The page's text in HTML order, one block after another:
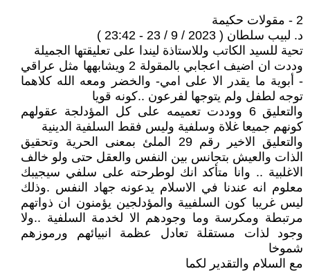
2 - مقولات حكيمة
د. لبيب سلطان ( 2023 / 9 / 23 - 23:42 )
تحية للسيد الكاتب وللاستاذة ليندا على تعليقتها الجميلة
وددت ان اضيف اعجابي بالمقولة 2 ويشابهها مثل عراقي
- أبوية ما يقدر الا على امي- والخضر ومعه الله كلاهما
توجه لطفل ولم يتوجها لفرعون ..كونه قويا
والتعليق 6 ووددت تعميمه على كل المؤدلجة عقولهم
كونهم جميعا غلاة وسلفية وليس فقط السلفية الدينية
والتعليق الاخير رقم 29 الملئ بمعنى الحرية وتحقيق
الذات والعيش بتجانس بين النفس والعقل حتى ولو خالف
الاغلبية .. وانا متأكد انك لوطرحته على سلفي سيجيبك
معلوم انه عندنا في الاسلام يدعونه جهاد النفس .وذلك
ليس غريبا كون السلفيية والمؤدلجين يؤمنون ان ذواتهم
مرتبطة ومكرسة وما وجودهم الا لخدمة السلفية ..ولا
وجود لذات مستقلة تعادل عظمة انبيائهم ورموزهم
شموخا
مع السلام والتقدير لكما